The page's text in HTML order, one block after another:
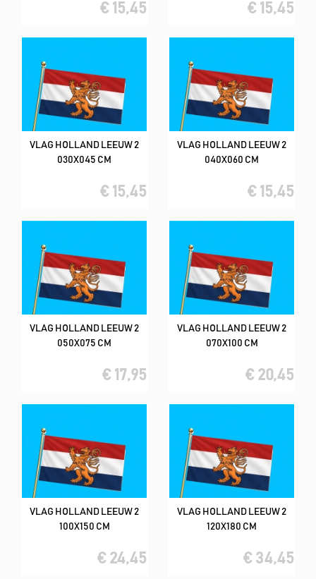
€ 15,45 € 15,45
VLAG HOLLAND LEEUW 2
030X045 CM
€ 15,45
VLAG HOLLAND LEEUW 2
040X060 CM
€ 15,45
VLAG HOLLAND LEEUW 2
050X075 CM
€ 17,95
VLAG HOLLAND LEEUW 2
070X100 CM
€ 20,45
VLAG HOLLAND LEEUW 2
100X150 CM
€ 24,45
VLAG HOLLAND LEEUW 2
120X180 CM
€ 34,45